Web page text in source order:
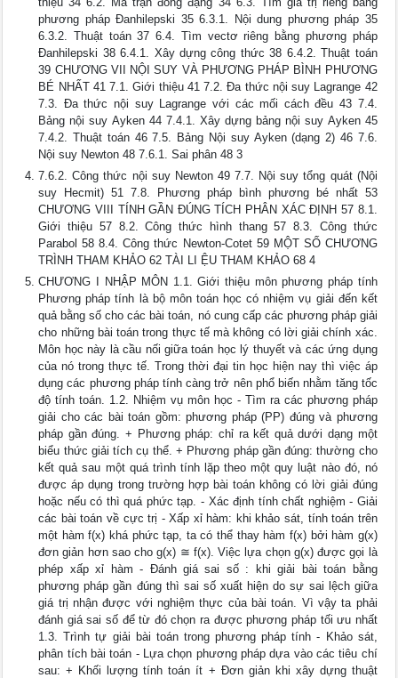
phương pháp Đanhilepski 35 6.3.1. Nội dung phương pháp 35
6.3.2. Thuật toán 37 6.4. Tìm vectơ riêng bằng phương pháp
Đanhilepski 38 6.4.1. Xây dựng công thức 38 6.4.2. Thuật toán
39 CHƯƠNG VII NỘI SUY VÀ PHƯƠNG PHÁP BÌNH PHƯƠNG
BÉ NHẤT 41 7.1. Giới thiệu 41 7.2. Đa thức nội suy Lagrange 42
7.3. Đa thức nội suy Lagrange với các mối cách đều 43 7.4.
Bảng nội suy Ayken 44 7.4.1. Xây dựng bảng nội suy Ayken 45
7.4.2. Thuật toán 46 7.5. Bảng Nội suy Ayken (dạng 2) 46 7.6.
Nội suy Newton 48 7.6.1. Sai phân 48 3
7.6.2. Công thức nội suy Newton 49 7.7. Nội suy tổng quát (Nội
suy Hecmit) 51 7.8. Phương pháp bình phương bé nhất 53
CHƯƠNG VIII TÍNH GẦN ĐÚNG TÍCH PHÂN XÁC ĐỊNH 57 8.1.
Giới thiệu 57 8.2. Công thức hình thang 57 8.3. Công thức
Parabol 58 8.4. Công thức Newton-Cotet 59 MỘT SỐ CHƯƠNG
TRÌNH THAM KHẢO 62 TÀI LI ỆU THAM KHẢO 68 4
CHƯƠNG I NHẬP MÔN 1.1. Giới thiệu môn phương pháp tính
Phương pháp tính là bộ môn toán học có nhiệm vụ giải đến kết
quả bằng số cho các bài toán, nó cung cấp các phương pháp giải
cho những bài toán trong thực tế mà không có lời giải chính xác.
Môn học này là cầu nối giữa toán học lý thuyết và các ứng dụng
của nó trong thực tế. Trong thời đại tin học hiện nay thì việc áp
dụng các phương pháp tính càng trở nên phổ biến nhằm tăng tốc
độ tính toán. 1.2. Nhiệm vụ môn học - Tìm ra các phương pháp
giải cho các bài toán gồm: phương pháp (PP) đúng và phương
pháp gần đúng. + Phương pháp: chỉ ra kết quả dưới dạng một
biểu thức giải tích cụ thể. + Phương pháp gần đúng: thường cho
kết quả sau một quá trình tính lặp theo một quy luật nào đó, nó
được áp dụng trong trường hợp bài toán không có lời giải đúng
hoặc nếu có thì quá phức tạp. - Xác định tính chất nghiệm - Giải
các bài toán về cực trị - Xấp xỉ hàm: khi khảo sát, tính toán trên
một hàm f(x) khá phức tạp, ta có thể thay hàm f(x) bởi hàm g(x)
đơn giản hơn sao cho g(x) ≅ f(x). Việc lựa chọn g(x) được gọi là
phép xấp xỉ hàm - Đánh giá sai số : khi giải bài toán bằng
phương pháp gần đúng thì sai số xuất hiện do sự sai lệch giữa
giá trị nhận được với nghiệm thực của bài toán. Vì vậy ta phải
đánh giá sai số để từ đó chọn ra được phương pháp tối ưu nhất
1.3. Trình tự giải bài toán trong phương pháp tính - Khảo sát,
phân tích bài toán - Lựa chọn phương pháp dựa vào các tiêu chí
sau: + Khối lượng tính toán ít + Đơn giản khi xây dựng thuật